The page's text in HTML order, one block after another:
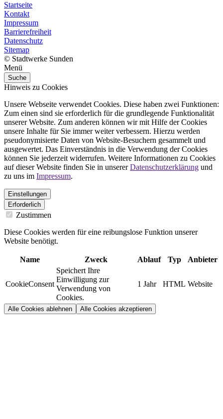
Startseite
Kontakt
Impressum
Barrierefreiheit
Datenschutz
Sitemap
© Stadtwerke Sunden
Menü
Suche
Hinweis zu Cookies
Unsere Webseite verwendet Cookies. Diese haben zwei Funktionen:
Zum einen sind sie erforderlich für die grundlegende Funktionalität
unserer Website. Zum anderen können wir mit Hilfe der Cookies
unsere Inhalte für Sie immer weiter verbessern. Hierzu werden
pseudonymisierte Daten von Website-Besuchern gesammelt und
ausgewertet. Das Einverständnis in die Verwendung der Cookies
können Sie jederzeit widerrufen. Weitere Informationen zu Cookies
auf dieser Website finden Sie in unsererDatenschutzerklärung und
zu uns im Impressum.
Einstellungen
Erforderlich
Zustimmen
Diese Cookies werden für eine reibungslose Funktion unserer
Website benötigt.
Name Zweck Ablauf Typ Anbieter
CookieConsent
Speichert Ihre
Einwilligung zur
Verwendung von
Cookies.
1 Jahr HTML Website
Alle Cookies ablehnen Alle Cookies akzeptieren